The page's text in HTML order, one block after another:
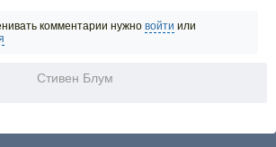
комментарии нужно войти или
Стивен Блум